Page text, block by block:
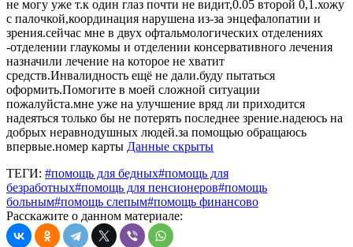
не могу уже т.к один глаз почти не видит,0.05 второй 0,1.хожу
с палочкой,координация нарушена из-за энцефалопатии и
зрения.сейчас мне в двух офтальмологических отделениях
-отделении глаукомы и отделении консервативного лечения
назначили лечение на которое не хватит
средств.Инвалидность ещё не дали.буду пытаться
оформить.Помогите в моей сложной ситуации
пожалуйста.мне уже на улучшение вряд ли приходится
надеяться только бы не потерять последнее зрение.надеюсь на
добрых неравнодушных людей.за помощью обращаюсь
впервые.номер карты Данные скрыты
ТЕГИ: #помощь для бедных#помощь для
безработных#помощь для пенсионеров#помощь
больным#помощь слепым#помощь финансово
Расскажите о данном материале: